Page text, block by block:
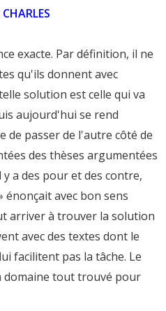
exacte. Par définition, il ne
qu'ils donnent avec
solution est celle qui va
aujourd'hui se rend
de passer de l'autre côté de
des thèses argumentées
a des pour et des contre,
énonçait avec bon sens
arriver à trouver la solution
avec des textes dont le
facilitent pas la tâche. Le
domaine tout trouvé pour